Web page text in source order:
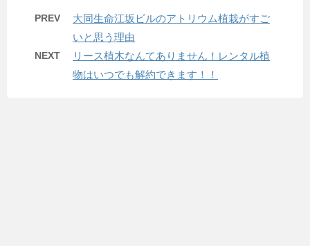
PREV
大同生命江坂ビルのアトリウム植栽がすご
いと思う理由
NEXT
リース植木なんてありません！レンタル植
物はいつでも解約できます！！